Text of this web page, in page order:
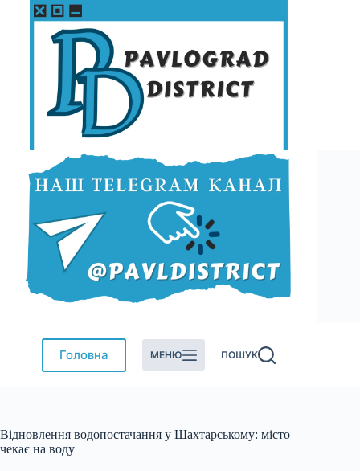
Перейти
Головна МЕНЮ ПОШУК
Відновлення водопостачання у Шахтарському: місто
чекає на воду